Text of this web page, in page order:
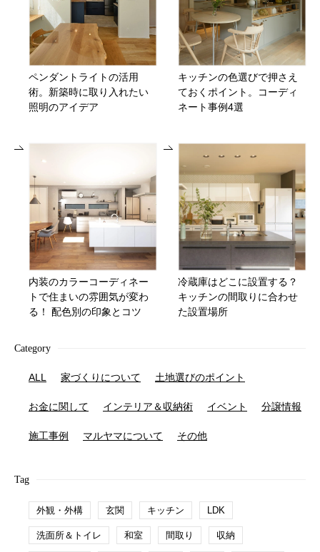
ペンダントライトの活用
術。新築時に取り入れたい
照明のアイデア
キッチンの色選びで押さえ
ておくポイント。コーディ
ネート事例4選
内装のカラーコーディネー
トで住まいの雰囲気が変わ
る！ 配色別の印象とコツ
冷蔵庫はどこに設置する？
キッチンの間取りに合わせ
た設置場所
Category
ALL 家づくりについて 土地選びのポイント
お金に関して インテリア＆収納術 イベント 分譲情報
施工事例 マルヤマについて その他
Tag
外観・外構 玄関 キッチン LDK
洗面所＆トイレ 和室 間取り 収納